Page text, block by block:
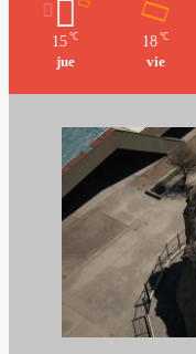
15 ℃
jue
18 ℃
vie